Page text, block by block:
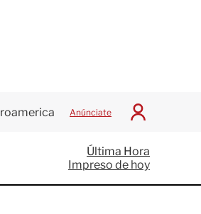
Anúnciate
I
c
i
a
Última Hora
Impreso de hoy